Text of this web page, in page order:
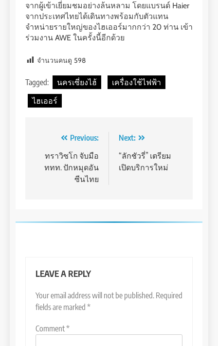
จากผู้เข้าเยี่ยมชมอย่างล้นหลาม โดยแบรนด์ Haier
จากประเทศไทยได้เดินทางพร้อมกับตัวแทน
จำหน่ายรายใหญ่ของไฮเออร์มากกว่า 20 ท่าน เข้า
ร่วมงาน AWE ในครั้งนี้อีกด้วย
จำนวนคนดู 598
Tagged: นครเซี่ยงไฮ้
เครื่องใช้ไฟฟ้า
ไฮเออร์
navigation
Previous:
ทราวิซโก จับมือ
ททท. ปักหมุดอัน
ซีนไทย
Next:
“ลักชัวรี่” เตรียม
เปิดบริการใหม่
LEAVE A REPLY
Your email address will not be published. Required
fields are marked *
Comment*